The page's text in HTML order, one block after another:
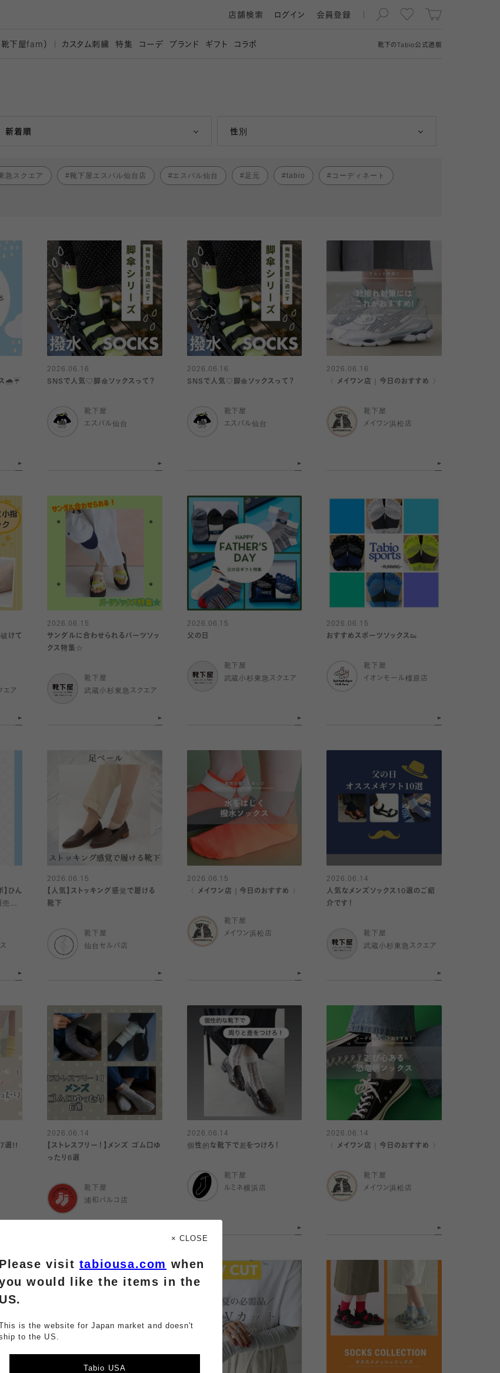
靴下の Tabio公式通販
店舗検索 ログイン 会員登録
靴下屋fam） カスタム刺繍 特集 コーデ ブランド ギフト コラボ
新着順
人気ランキング順 性別
女性
急スクエア 靴下屋エスパル仙台店 エスパル仙台 足元 tabio コーディネート
🌧️☔️
2026.06.16
SNSで人気♡脚傘ソックスって？
靴下屋
エスパル仙台
2026.06.16
SNSで人気♡脚傘ソックスって？
靴下屋
エスパル仙台
2026.06.16
〈 メイワン店｜今日のおすすめ 〉
靴下屋
メイワン浜松店
けて
エア
2026.06.15
サンダルに合わせられるパーツソッ
クス特集☆
靴下屋
武蔵小杉東急スクエア
2026.06.15
父の日
靴下屋
武蔵小杉東急スクエア
2026.06.15
おすすめスポーツソックス👟
靴下屋
イオンモール橿原店
ひん
売中
2026.06.15
【人気】ストッキング感覚で履ける
靴下
靴下屋
仙台セルバ店
2026.06.15
〈 メイワン店｜今日のおすすめ 〉
靴下屋
メイワン浜松店
2026.06.14
人気なメンズソックス10選のご紹
介です！
靴下屋
武蔵小杉東急スクエア
7選!!
2026.06.14
【ストレスフリー！】メンズ ゴム口ゆ
ったり6選
靴下屋
浦和パルコ店
2026.06.14
個性的な靴下で差をつけろ！
靴下屋
ルミネ横浜店
2026.06.14
〈 メイワン店｜今日のおすすめ 〉
靴下屋
メイワン浜松店
× CLOSE
Please visit tabiousa.com when
would like the items in the
US.
is the website for Japan market and doesn't
to the US.
Tabio USA